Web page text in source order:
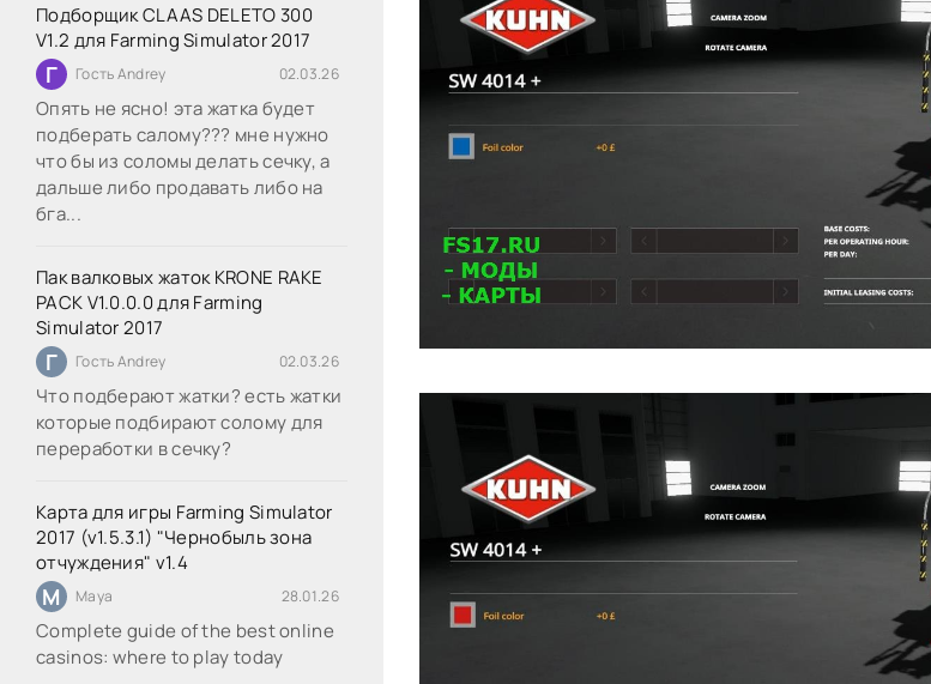
Подборщик CLAAS DELETO 300
V1.2 для Farming Simulator 2017
Г Гость Andrey 02.03.26
Опять не ясно! эта жатка будет
подберать салому??? мне нужно
что бы из соломы делать сечку, а
дальше либо продавать либо на
бга...
Пак валковых жаток KRONE RAKE
PACK V1.0.0.0 для Farming
Simulator 2017
Г Гость Andrey 02.03.26
Что подберают жатки? есть жатки
которые подбирают солому для
переработки в сечку?
Карта для игры Farming Simulator
2017 (v1.5.3.1) "Чернобыль зона
отчуждения" v1.4
M Maya 28.01.26
Complete guide of the best online
casinos: where to play today